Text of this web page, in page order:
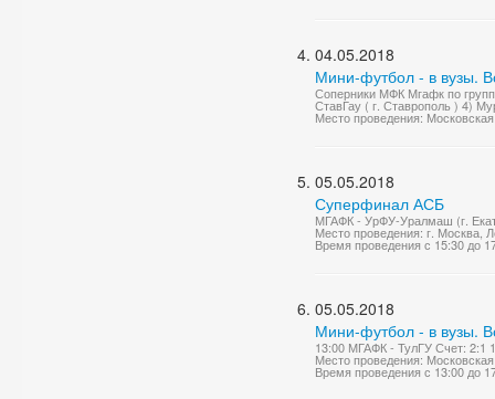
04.05.2018
Мини-футбол - в вузы.
Соперники МФК Мгафк по
СтавГау ( г. Ставрополь ) 4)
Место проведения:
05.05.2018
Суперфинал АСБ
МГАФК - УрФУ-Уралмаш (г.
Место проведения: г. Москва,
Время проведения с 15:30 до
05.05.2018
Мини-футбол - в вузы.
13:00 МГАФК - ТулГУ Счет: 2:1
Место проведения:
Время проведения с 13:00 до